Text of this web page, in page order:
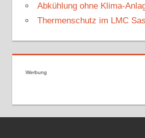
Abkühlung ohne Klima-
Thermenschutz im LMC
Werbung